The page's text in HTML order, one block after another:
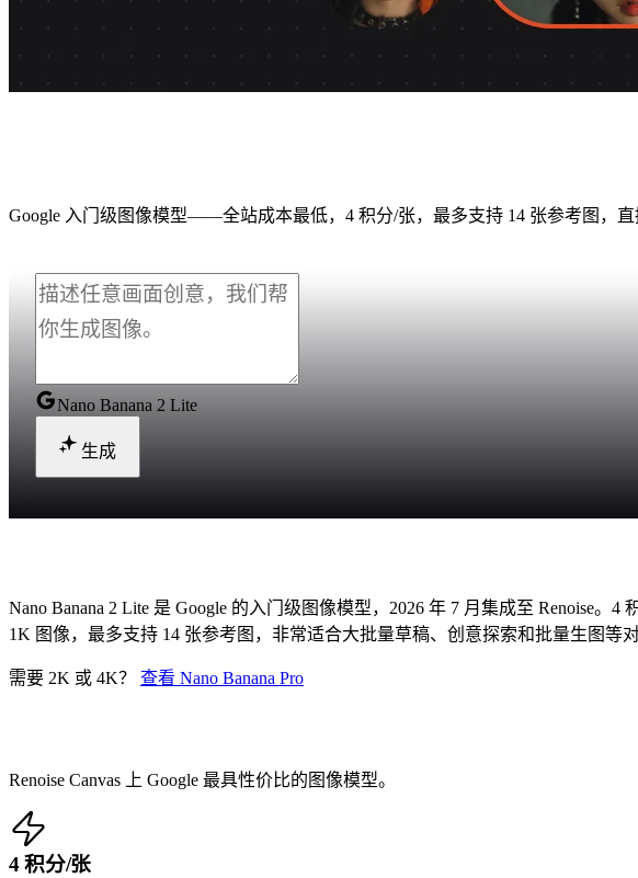
Google 入门级图像模型——全站成本最低，4 积分/张，最多支持 14 张参考图，直
Nano Banana 2 Lite
生成
Nano Banana 2 Lite 是 Google 的入门级图像模型，2026 年 7 月集成至 Renoise
1K 图像，最多支持 14 张参考图，非常适合大批量草稿、创意探索和批量生图等
需要 2K 或 4K？ 查看 Nano Banana Pro
Renoise Canvas 上 Google 最具性价比的图像模型。
4 积分/张